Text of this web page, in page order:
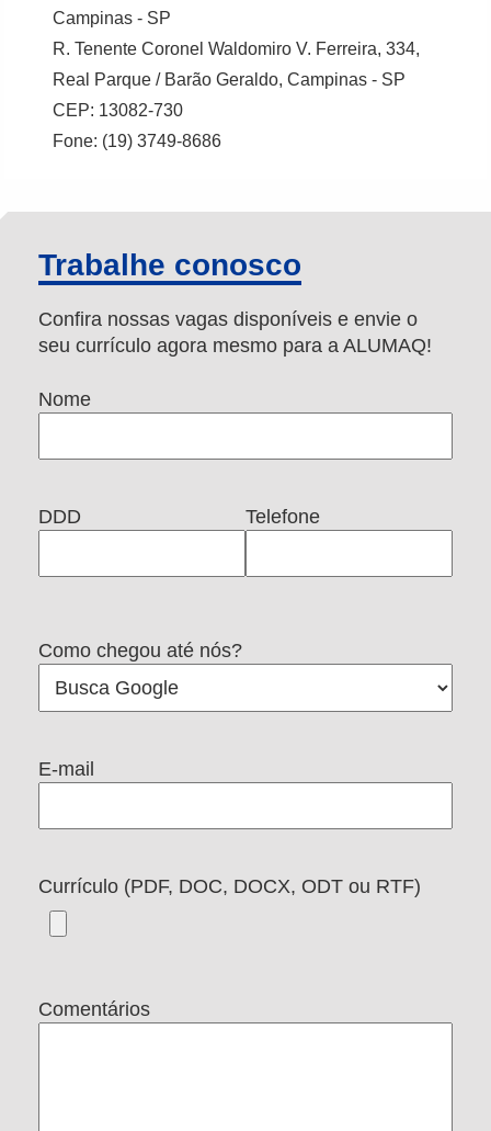
Campinas - SP
R. Tenente Coronel Waldomiro V. Ferreira, 334,
Real Parque / Barão Geraldo, Campinas - SP
CEP: 13082-730
Fone: (19) 3749-8686
Trabalhe conosco
Confira nossas vagas disponíveis e envie o
seu currículo agora mesmo para a ALUMAQ!
Nome
DDD Telefone
Como chegou até nós?
E-mail
Currículo (PDF, DOC, DOCX, ODT ou RTF)
Comentários